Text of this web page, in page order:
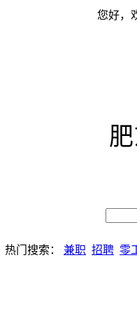
您好，
热门搜索： 兼职 招聘 零